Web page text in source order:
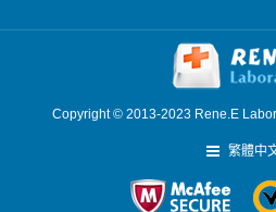
Copyright © 2013-2023 Rene.E
繁體中